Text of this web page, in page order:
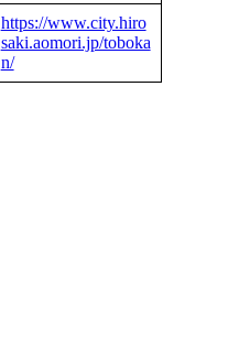
https://www.city.hiro
saki.aomori.jp/toboka
n/